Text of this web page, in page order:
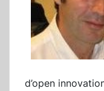
d’open